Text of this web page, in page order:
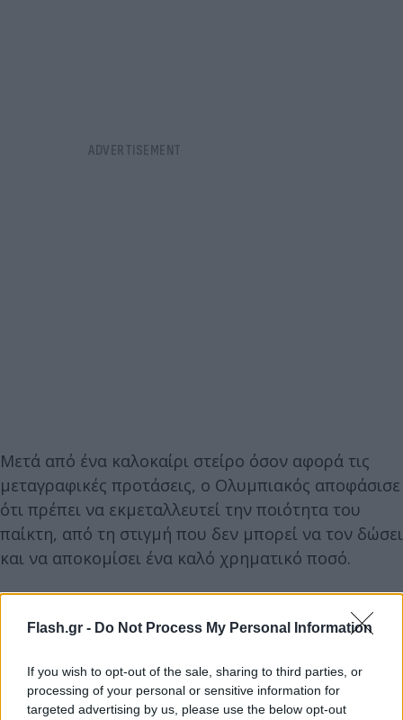
Flash.gr - Do Not Process My Personal Information
If you wish to opt-out of the sale, sharing to third parties, or
processing of your personal or sensitive information for
targeted advertising by us, please use the below opt-out
Μετά από ένα καλοκαίρι στείρο όσον αφορά τις
μεταγραφικές προτάσεις, ο Ολυμπιακός αποφάσισε
ότι πρέπει να εκμεταλλευτεί την ποιότητα του
παίκτη, από τη στιγμή που δεν μπορεί να τον δώσει
και να αποκομίσει ένα καλό χρηματικό ποσό.
v=72BnAg4pD8M&t=2s